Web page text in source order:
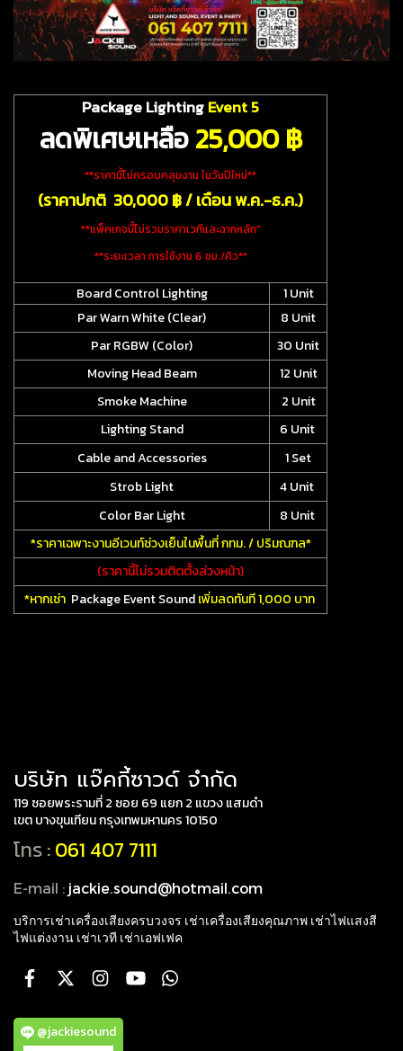
Package LightingEvent 5
ลดพิเศษเหลือ25,000 ฿
**ราคานี้ไม่ครอบคลุมงาน ในวันปีใหม่**
(ราคาปกติ 30,000 ฿ / เดือน พ.ค.-ธ.ค.)
**แพ็คเกจนี้ไม่รวมราคาเวทีและฉากหลัก"
**ระยะเวลา การใช้งาน 6 ชม./คิว**
Board Control Lighting
1 Unit
Par Warn White (Clear)
8 Unit
Par RGBW (Color)
30 Unit
Moving Head Beam
12 Unit
Smoke Machine
2 Unit
Lighting Stand
6 Unit
Cable and Accessories
1 Set
Strob Light
4 Unit
Color Bar Light
8 Unit
*ราคาเฉพาะงานอีเวนท์ช่วงเย็นในพื้นที่ กทม. / ปริมณฑล*
(ราคานี้ไม่รวมติดตั้งล่วงหน้า)
*หากเช่า Package Event Soundเพิ่มลดทันที 1,000 บาท
บริษัท แจ๊คกี้ซาวด์ จำกัด
119 ซอยพระรามที่ 2 ซอย 69 แยก 2 แขวง แสมดำ
เขต บางขุนเทียน กรุงเทพมหานคร 10150
โทร :061 407 7111
E-mail : jackie.sound@hotmail.com
บริการเช่าเครื่องเสียงครบวงจร เช่าเครื่องเสียงคุณภาพ เช่าไฟแสงสี
ไฟแต่งงาน เช่าเวที เช่าเอฟเฟค
@jackiesound